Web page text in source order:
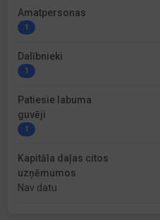
Amatpersonas
1
Dalībnieki
1
Patiesie labuma
guvēji
1
Kapitāla daļas citos
uzņēmumos
Nav datu